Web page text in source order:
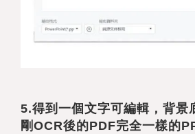
5.得到一個文字可編輯，背景
剛OCR後的PDF完全一樣的